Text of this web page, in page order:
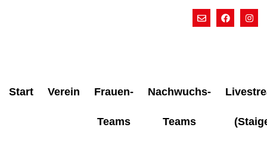
Start Verein Frauen-
Teams
Nachwuchs-
Teams